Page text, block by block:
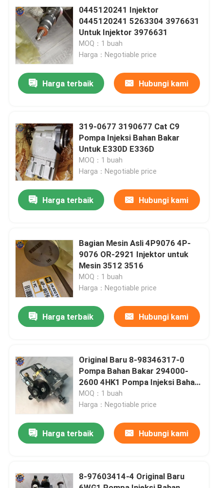
Rumah
Tentang kami
Tur Pabrik
Kontrol kualitas
Hubungi kami
Berita
Permintaan Penawaran
motor ayun ekskavator
0445120241 Injektor
0445120241 5263304 3976631
Untuk Injektor 3976631
MOQ：1 buah
Harga：Negotiable price
Harga terbaik Hubungi kami
319-0677 3190677 Cat C9
Pompa Injeksi Bahan Bakar
Untuk E330D E336D
MOQ：1 buah
Harga：Negotiable price
Harga terbaik Hubungi kami
Bagian Mesin Asli 4P9076 4P-
9076 OR-2921 Injektor untuk
Mesin 3512 3516
MOQ：1 buah
Harga：Negotiable price
Harga terbaik Hubungi kami
Original Baru 8-98346317-0
Pompa Bahan Bakar 294000-
2600 4HK1 Pompa Injeksi Bahan
Bakar
MOQ：1 buah
Harga：Negotiable price
Harga terbaik Hubungi kami
8-97603414-4 Original Baru